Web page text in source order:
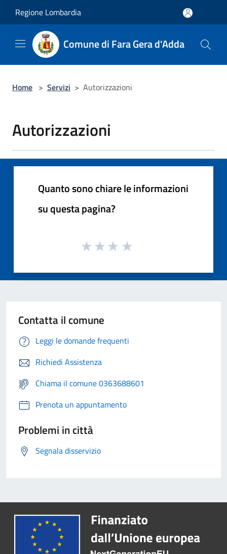
Regione Lombardia
Comune di Fara Gera d'Adda
Home > Servizi > Autorizzazioni
Autorizzazioni
Quanto sono chiare le informazioni
su questa pagina?
Contatta il comune
Leggi le domande frequenti
Richiedi Assistenza
Chiama il comune 0363688601
Prenota un appuntamento
Problemi in città
Segnala disservizio